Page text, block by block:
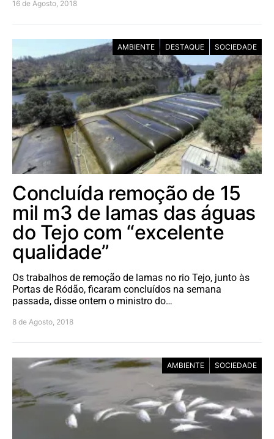
16 de Agosto, 2018
AMBIENTE DESTAQUE SOCIEDADE
Concluída remoção de 15
mil m3 de lamas das águas
do Tejo com “excelente
qualidade”
Os trabalhos de remoção de lamas no rio Tejo, junto às
Portas de Ródão, ficaram concluídos na semana
passada, disse ontem o ministro do…
8 de Agosto, 2018
AMBIENTE SOCIEDADE